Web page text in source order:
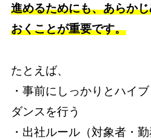
進めるためにも、あらか
おくことが重要です。
たとえば、
・事前にしっかりとハイ
ダンスを行う
・出社ルール（対象者・